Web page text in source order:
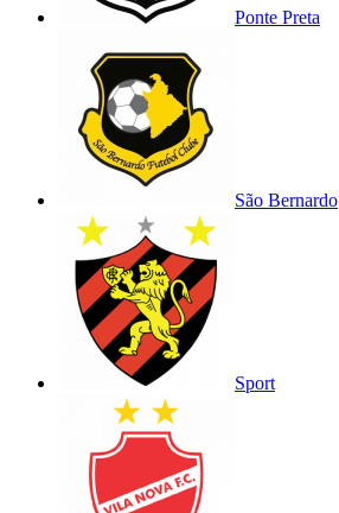
Ponte Preta
São Bernardo
Sport